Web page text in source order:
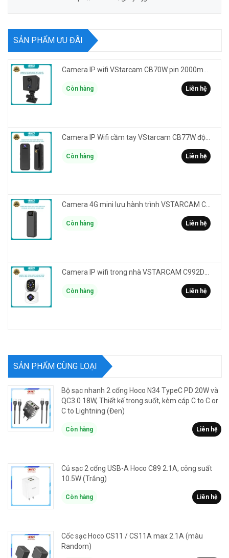
SẢN PHẨM ƯU ĐÃI
Camera IP wifi VStarcam CB70W pin 2000mAh 3MP FullHD 1080P - ghi hành trình làm Vlog cầm tay cài áo
Còn hàng Liên hệ
Còn hàng Liên hệ
Camera 4G mini lưu hành trình VSTARCAM CB77 phân giải 3MP FullHD 1080P - Action cam quay Vlog
Còn hàng Liên hệ
Còn hàng Liên hệ
SẢN PHẨM CÙNG LOẠI
Bộ sạc nhanh 2 cổng Hoco N34 TypeC PD 20W và
QC3.0 18W, Thiết kế trong suốt, kèm cáp C to C or
C to Lightning (Đen)
Còn hàng Liên hệ
Củ sạc 2 cổng USB-A Hoco C89 2.1A, công suất
10.5W (Trắng)
Còn hàng Liên hệ
Cốc sạc Hoco CS11 / CS11A max 2.1A (màu
Random)